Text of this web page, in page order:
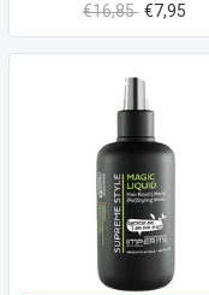
€16,85 €7,95